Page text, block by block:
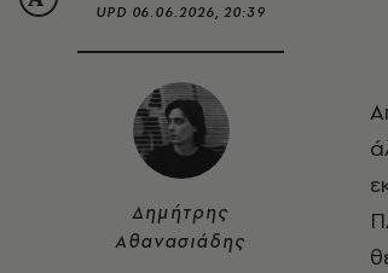
UPD 06.06.2026, 20:39
Δημήτρης
Αθανασιάδης